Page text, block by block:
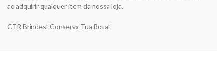
ao adquirir qualquer item da nossa loja.
CTR Brindes! Conserva Tua Rota!